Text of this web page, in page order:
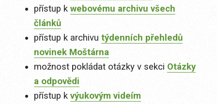
přístup k webovému archivu všech
článků
přístup k archivu týdenních přehledů
novinek Moštárna
možnost pokládat otázky v sekci Otázky
a odpovědi
přístup k výukovým videím